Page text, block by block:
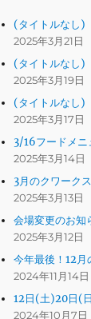
(タイトルなし)
2025年3月21日
(タイトルなし)
2025年3月19日
(タイトルなし)
2025年3月17日
3/16フードメニ
2025年3月14日
3月のクワーク
2025年3月13日
会場変更のお知
2025年3月12日
今年最後！12月
2024年11月14日
12日(土)20日(
2024年10月7日